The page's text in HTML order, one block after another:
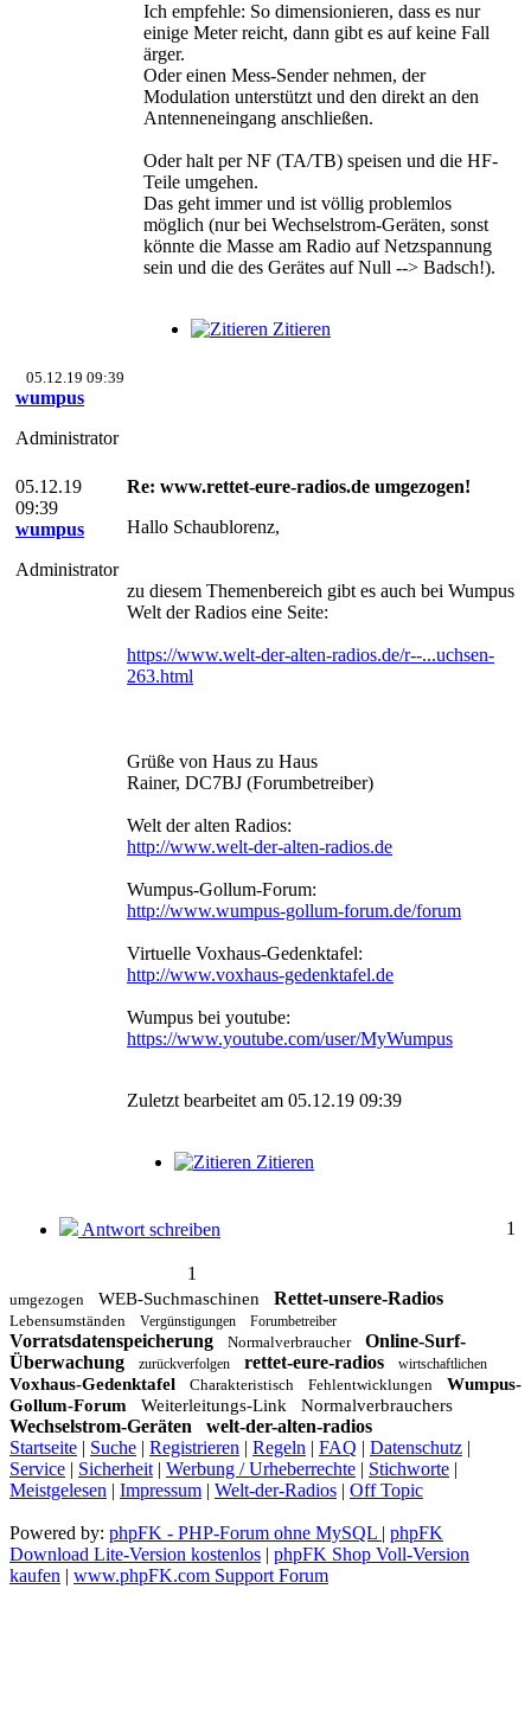
Ich empfehle: So dimensionieren, dass es nur
einige Meter reicht, dann gibt es auf keine Fall
ärger.
Oder einen Mess-Sender nehmen, der
Modulation unterstützt und den direkt an den
Antenneneingang anschließen.
Oder halt per NF (TA/TB) speisen und die HF-
Teile umgehen.
Das geht immer und ist völlig problemlos
möglich (nur bei Wechselstrom-Geräten, sonst
könnte die Masse am Radio auf Netzspannung
sein und die des Gerätes auf Null --> Badsch!).
Zitieren
05.12.19 09:39
wumpus
Administrator
05.12.19
09:39
wumpus
Administrator
Re: www.rettet-eure-radios.de umgezogen!
Hallo Schaublorenz,
zu diesem Themenbereich gibt es auch bei Wumpus
Welt der Radios eine Seite:
https://www.welt-der-alten-radios.de/r--...uchsen-
263.html
Grüße von Haus zu Haus
Rainer, DC7BJ (Forumbetreiber)
Welt der alten Radios:
http://www.welt-der-alten-radios.de
Wumpus-Gollum-Forum:
http://www.wumpus-gollum-forum.de/forum
Virtuelle Voxhaus-Gedenktafel:
http://www.voxhaus-gedenktafel.de
Wumpus bei youtube:
https://www.youtube.com/user/MyWumpus
Zuletzt bearbeitet am 05.12.19 09:39
Zitieren
Antwort schreiben 1
1
umgezogen WEB-Suchmaschinen Rettet-unsere-Radios
Lebensumständen Vergünstigungen Forumbetreiber
Vorratsdatenspeicherung Normalverbraucher
Online-Surf-
Überwachung
zurückverfolgen rettet-eure-radios wirtschaftlichen
Voxhaus-Gedenktafel Charakteristisch Fehlentwicklungen
Wumpus-
Gollum-Forum
Weiterleitungs-Link Normalverbrauchers
Wechselstrom-Geräten
welt-der-alten-radios
Startseite | Suche | Registrieren | Regeln | FAQ | Datenschutz |
Service | Sicherheit | Werbung / Urheberrechte | Stichworte |
Meistgelesen | Impressum | Welt-der-Radios | Off Topic
Powered by: phpFK - PHP-Forum ohne MySQL | phpFK
Download Lite-Version kostenlos | phpFK Shop Voll-Version
kaufen | www.phpFK.com Support Forum